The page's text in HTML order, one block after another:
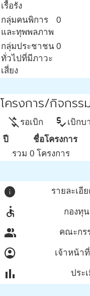
เรื้อรัง
กลุ่มคนพิการ
และทุพพลภาพ
0
กลุ่มประชาชน
ทั่วไปที่มีภาวะ
เสี่ยง
0
โครงการ/กิจกรร
money_off รอเบิก price_check เบิกบ
ปี
ชื่อโครงการ
รวม 0 โครงการ
info รายละเอี
accessible
กองทุ
group
คณะกร
account_circle
เจ้าหน้า
bar_chart
ประ